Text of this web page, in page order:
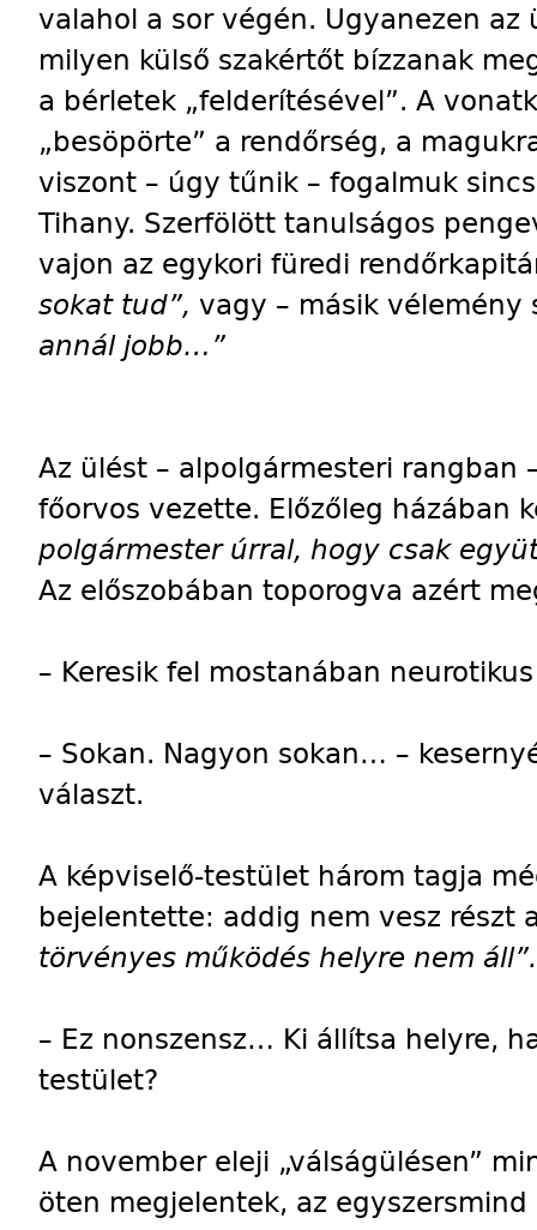
valahol a sor végén. Ugyanezen
milyen külső szakértőt bízzanak
a bérletek „felderítésével”. A
„besöpörte” a rendőrség, a
viszont – úgy tűnik – fogalmuk
Tihany. Szerfölött tanulságos
vajon az egykori füredi
sokat tud”, vagy – másik vélemény
annál jobb…”
Az ülést – alpolgármesteri rangban
főorvos vezette. Előzőleg házában
polgármester úrral, hogy csak
Az előszobában toporogva azért
– Keresik fel mostanában
– Sokan. Nagyon sokan… –
választ.
A képviselő-testület három tagja
bejelentette: addig nem vesz részt
törvényes működés helyre nem áll”.
– Ez nonszensz… Ki állítsa helyre,
testület?
A november eleji „válságülésen”
öten megjelentek, az